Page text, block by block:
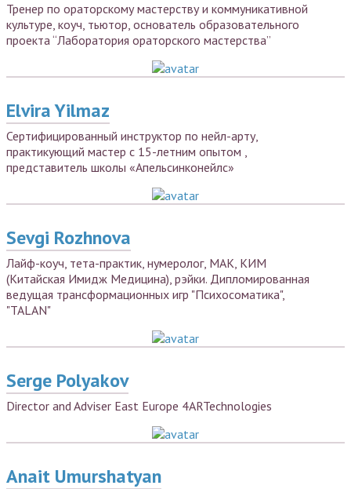
Тренер по ораторскому мастерству и коммуникативной
культуре, коуч, тьютор, основатель образовательного
проекта “Лаборатория ораторского мастерства”
Elvira Yilmaz
Сертифицированный инструктор по нейл-арту,
практикующий мастер с 15-летним опытом ,
представитель школы «Апельсинконейлс»
Sevgi Rozhnova
Лайф-коуч, тета-практик, нумеролог, МАК, КИМ
(Китайская Имидж Медицина), рэйки. Дипломированная
ведущая трансформационных игр "Психосоматика",
"TALAN"
Serge Polyakov
Director and Adviser East Europe 4ARTechnologies
Anait Umurshatyan